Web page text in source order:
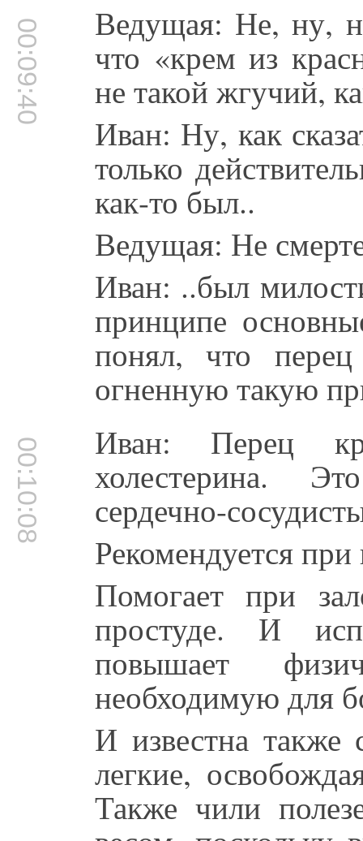
00:09:40 Ведущая: Не, ну,
что «крем из
не такой жгучий,
Иван: Ну, как
только
как-то был..
Ведущая: Не
Иван: ..был
принципе
понял, что
огненную такую
00:10:08 Иван: Перец
холестерина.
сердечно-
Рекомендуется
Помогает при
простуде. И
повышает
необходимую для
И известна также
легкие,
Также чили